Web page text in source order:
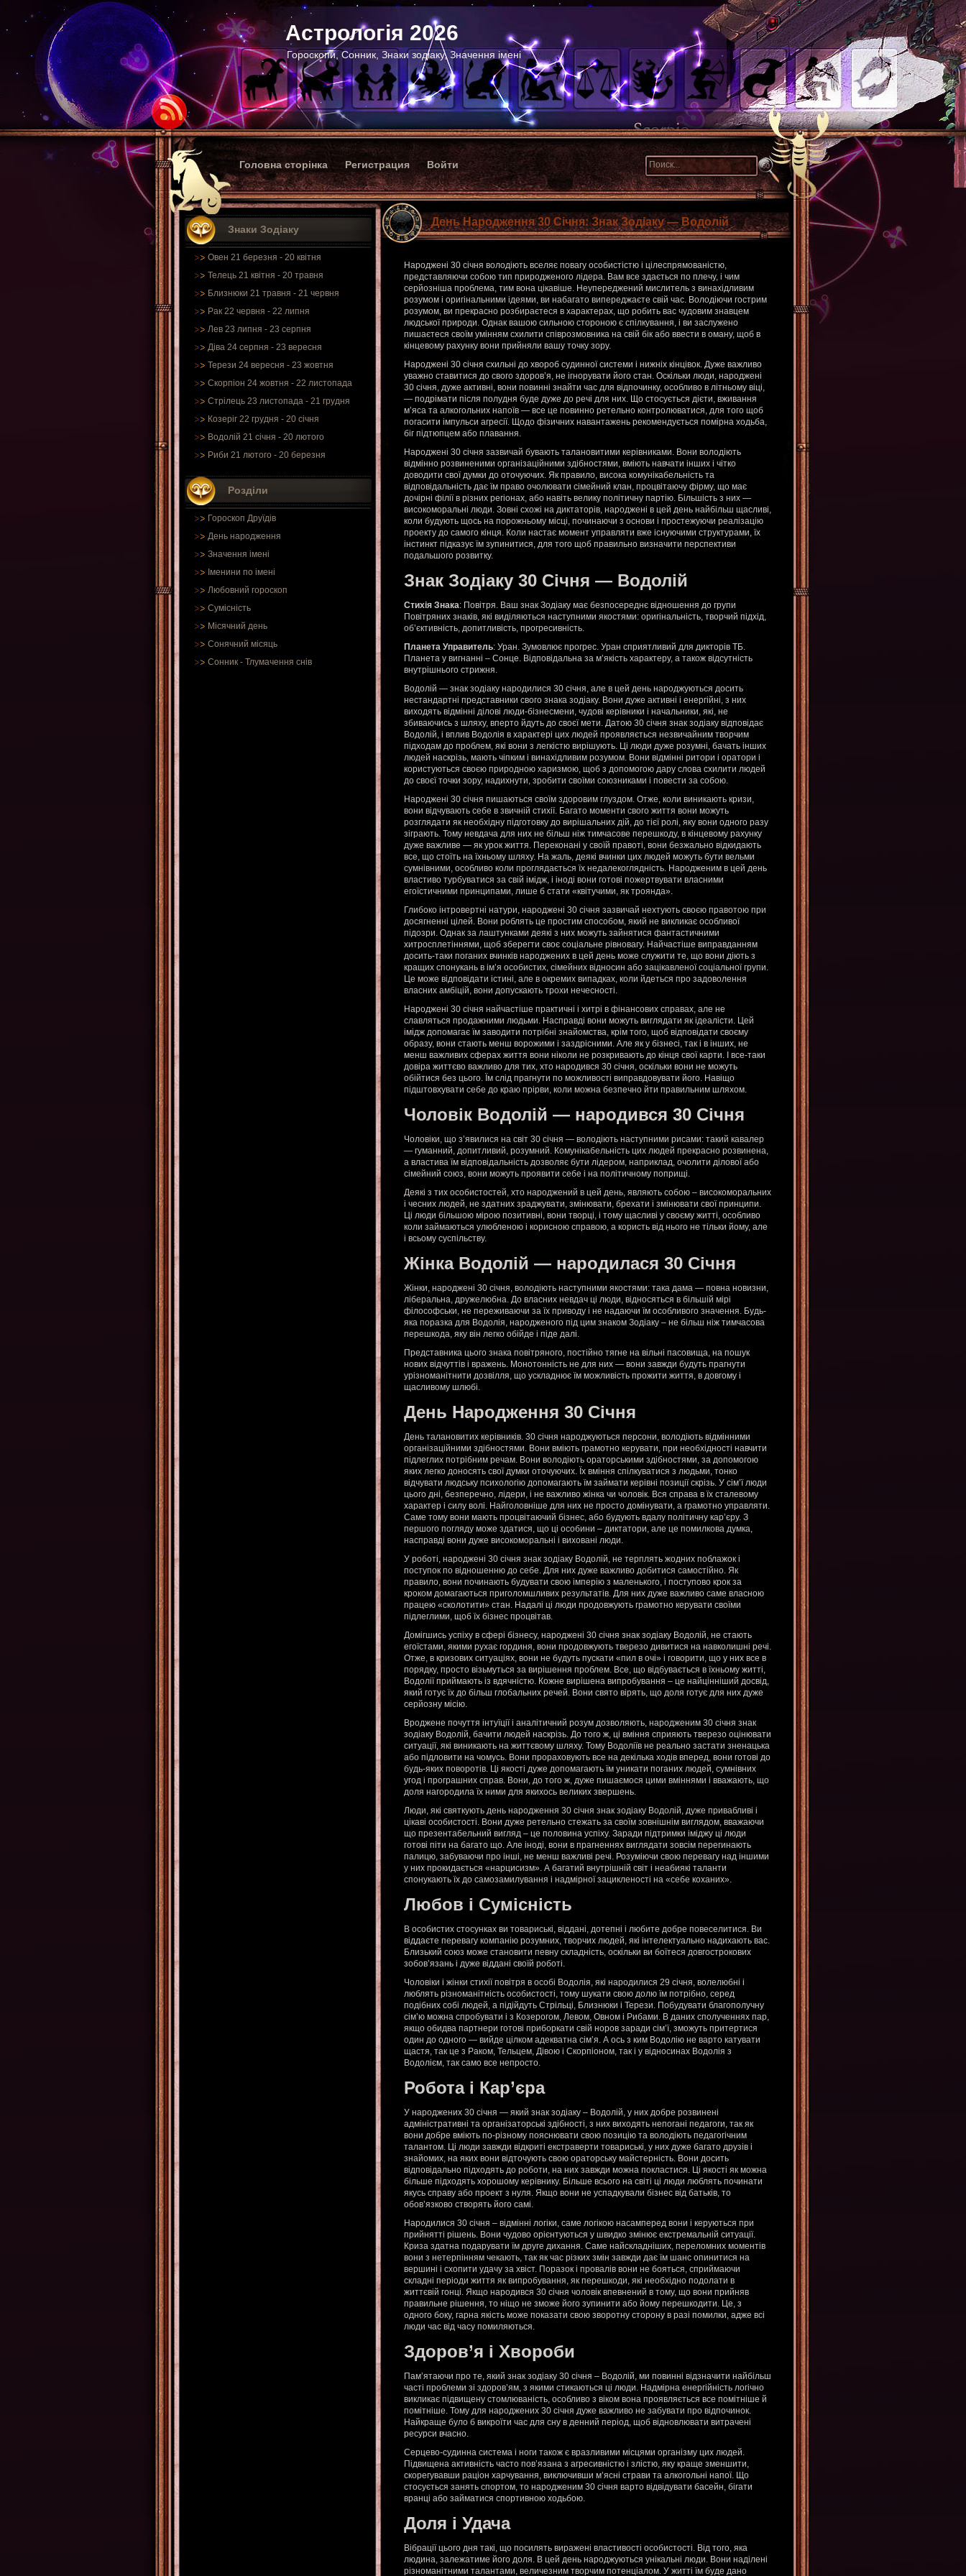
Астрологія 2026
Гороскопи, Сонник, Знаки зодіаку, Значення імені
Головна сторінка Регистрация Войти
Знаки Зодіаку
Овен 21 березня - 20 квітня
Телець 21 квітня - 20 травня
Близнюки 21 травня - 21 червня
Рак 22 червня - 22 липня
Лев 23 липня - 23 серпня
Діва 24 серпня - 23 вересня
Терези 24 вересня - 23 жовтня
Скорпіон 24 жовтня - 22 листопада
Стрілець 23 листопада - 21 грудня
Козеріг 22 грудня - 20 січня
Водолій 21 січня - 20 лютого
Риби 21 лютого - 20 березня
Розділи
Гороскоп Друїдів
День народження
Значення імені
Іменини по імені
Любовний гороскоп
Сумісність
Місячний день
Сонячний місяць
Сонник - Тлумачення снів
День Народження 30 Січня: Знак Зодіаку — Водолій
Народжені 30 січня володіють вселяє повагу особистістю і цілеспрямованістю,
представляючи собою тип природженого лідера. Вам все здається по плечу, і чим
серйозніша проблема, тим вона цікавіше. Неупереджений мислитель з винахідливим
розумом і оригінальними ідеями, ви набагато випереджаєте свій час. Володіючи гострим
розумом, ви прекрасно розбираєтеся в характерах, що робить вас чудовим знавцем
людської природи. Однак вашою сильною стороною є спілкування, і ви заслужено
пишаєтеся своїм умінням схилити співрозмовника на свій бік або ввести в оману, щоб в
кінцевому рахунку вони прийняли вашу точку зору.
Народжені 30 січня схильні до хвороб судинної системи і нижніх кінцівок. Дуже важливо
уважно ставитися до свого здоров’я, не ігнорувати його стан. Оскільки люди, народжені
30 січня, дуже активні, вони повинні знайти час для відпочинку, особливо в літньому віці,
— подрімати після полудня буде дуже до речі для них. Що стосується дієти, вживання
м’яса та алкогольних напоїв — все це повинно ретельно контролюватися, для того щоб
погасити імпульси агресії. Щодо фізичних навантажень рекомендується помірна ходьба,
біг підтюпцем або плавання.
Народжені 30 січня зазвичай бувають талановитими керівниками. Вони володіють
відмінно розвиненими організаційними здібностями, вміють навчати інших і чітко
доводити свої думки до оточуючих. Як правило, висока комунікабельність та
відповідальність дає їм право очолювати сімейний клан, процвітаючу фірму, що має
дочірні філії в різних регіонах, або навіть велику політичну партію. Більшість з них —
високоморальні люди. Зовні схожі на диктаторів, народжені в цей день найбільш щасливі,
коли будують щось на порожньому місці, починаючи з основи і простежуючи реалізацію
проекту до самого кінця. Коли настає момент управляти вже існуючими структурами, їх
інстинкт підказує їм зупинитися, для того щоб правильно визначити перспективи
подальшого розвитку.
Знак Зодіаку 30 Січня — Водолій
Стихія Знака: Повітря. Ваш знак Зодіаку має безпосереднє відношення до групи
Повітряних знаків, які виділяються наступними якостями: оригінальність, творчий підхід,
об’єктивність, допитливість, прогресивність.
Планета Управитель: Уран. Зумовлює прогрес. Уран сприятливий для дикторів ТБ.
Планета у вигнанні – Сонце. Відповідальна за м’якість характеру, а також відсутність
внутрішнього стрижня.
Водолій — знак зодіаку народилися 30 січня, але в цей день народжуються досить
нестандартні представники свого знака зодіаку. Вони дуже активні і енергійні, з них
виходять відмінні ділові люди-бізнесмени, чудові керівники і начальники, які, не
збиваючись з шляху, вперто йдуть до своєї мети. Датою 30 січня знак зодіаку відповідає
Водолій, і вплив Водолія в характері цих людей проявляється незвичайним творчим
підходам до проблем, які вони з легкістю вирішують. Ці люди дуже розумні, бачать інших
людей наскрізь, мають чіпким і винахідливим розумом. Вони відмінні ритори і оратори і
користуються своєю природною харизмою, щоб з допомогою дару слова схилити людей
до своєї точки зору, надихнути, зробити своїми союзниками і повести за собою.
Народжені 30 січня пишаються своїм здоровим глуздом. Отже, коли виникають кризи,
вони відчувають себе в звичній стихії. Багато моменти свого життя вони можуть
розглядати як необхідну підготовку до вирішальних дій, до тієї ролі, яку вони одного разу
зіграють. Тому невдача для них не більш ніж тимчасове перешкоду, в кінцевому рахунку
дуже важливе — як урок життя. Переконані у своїй правоті, вони безжально відкидають
все, що стоїть на їхньому шляху. На жаль, деякі вчинки цих людей можуть бути вельми
сумнівними, особливо коли проглядається їх недалекоглядність. Народженим в цей день
властиво турбуватися за свій імідж, і іноді вони готові пожертвувати власними
егоїстичними принципами, лише б стати «квітучими, як троянда».
Глибоко інтровертні натури, народжені 30 січня зазвичай нехтують своєю правотою при
досягненні цілей. Вони роблять це простим способом, який не викликає особливої
підозри. Однак за лаштунками деякі з них можуть зайнятися фантастичними
хитросплетіннями, щоб зберегти своє соціальне рівновагу. Найчастіше виправданням
досить-таки поганих вчинків народжених в цей день може служити те, що вони діють з
кращих спонукань в ім’я особистих, сімейних відносин або зацікавленої соціальної групи.
Це може відповідати істині, але в окремих випадках, коли йдеться про задоволення
власних амбіцій, вони допускають трохи нечесності.
Народжені 30 січня найчастіше практичні і хитрі в фінансових справах, але не
славляться продажними людьми. Насправді вони можуть виглядати як ідеалісти. Цей
імідж допомагає їм заводити потрібні знайомства, крім того, щоб відповідати своєму
образу, вони стають менш ворожими і заздрісними. Але як у бізнесі, так і в інших, не
менш важливих сферах життя вони ніколи не розкривають до кінця свої карти. І все-таки
довіра життєво важливо для тих, хто народився 30 січня, оскільки вони не можуть
обійтися без цього. Їм слід прагнути по можливості виправдовувати його. Навіщо
підштовхувати себе до краю прірви, коли можна безпечно йти правильним шляхом.
Чоловік Водолій — народився 30 Січня
Чоловіки, що з’явилися на світ 30 січня — володіють наступними рисами: такий кавалер
— гуманний, допитливий, розумний. Комунікабельність цих людей прекрасно розвинена,
а властива їм відповідальність дозволяє бути лідером, наприклад, очолити ділової або
сімейний союз, вони можуть проявити себе і на політичному поприщі.
Деякі з тих особистостей, хто народжений в цей день, являють собою – високоморальних
і чесних людей, не здатних зраджувати, змінювати, брехати і змінювати свої принципи.
Ці люди більшою мірою позитивні, вони творці, і тому щасливі у своєму житті, особливо
коли займаються улюбленою і корисною справою, а користь від нього не тільки йому, але
і всьому суспільству.
Жінка Водолій — народилася 30 Січня
Жінки, народжені 30 січня, володіють наступними якостями: така дама — повна новизни,
ліберальна, дружелюбна. До власних невдач ці люди, відносяться в більшій мірі
філософськи, не переживаючи за їх приводу і не надаючи їм особливого значення. Будь-
яка поразка для Водолія, народженого під цим знаком Зодіаку – не більш ніж тимчасова
перешкода, яку він легко обійде і піде далі.
Представника цього знака повітряного, постійно тягне на вільні пасовища, на пошук
нових відчуттів і вражень. Монотонність не для них — вони завжди будуть прагнути
урізноманітнити дозвілля, що ускладнює їм можливість прожити життя, в довгому і
щасливому шлюбі.
День Народження 30 Січня
День талановитих керівників. 30 січня народжуються персони, володіють відмінними
організаційними здібностями. Вони вміють грамотно керувати, при необхідності навчити
підлеглих потрібним речам. Вони володіють ораторськими здібностями, за допомогою
яких легко доносять свої думки оточуючих. Їх вміння спілкуватися з людьми, тонко
відчувати людську психологію допомагають їм займати керівні позиції скрізь. У сім’ї люди
цього дні, безперечно, лідери, і не важливо жінка чи чоловік. Вся справа в їх сталевому
характер і силу волі. Найголовніше для них не просто домінувати, а грамотно управляти.
Саме тому вони мають процвітаючий бізнес, або будують вдалу політичну кар’єру. З
першого погляду може здатися, що ці особини – диктатори, але це помилкова думка,
насправді вони дуже високоморальні і виховані люди.
У роботі, народжені 30 січня знак зодіаку Водолій, не терплять жодних поблажок і
поступок по відношенню до себе. Для них дуже важливо добитися самостійно. Як
правило, вони починають будувати свою імперію з маленького, і поступово крок за
кроком домагаються приголомшливих результатів. Для них дуже важливо саме власною
працею «сколотити» стан. Надалі ці люди продовжують грамотно керувати своїми
підлеглими, щоб їх бізнес процвітав.
Домігшись успіху в сфері бізнесу, народжені 30 січня знак зодіаку Водолій, не стають
егоїстами, якими рухає гординя, вони продовжують тверезо дивитися на навколишні речі.
Отже, в кризових ситуаціях, вони не будуть пускати «пил в очі» і говорити, що у них все в
порядку, просто візьмуться за вирішення проблем. Все, що відбувається в їхньому житті,
Водолії приймають із вдячністю. Кожне вирішена випробування – це найцінніший досвід,
який готує їх до більш глобальних речей. Вони свято вірять, що доля готує для них дуже
серйозну місію.
Вроджене почуття інтуїції і аналітичний розум дозволяють, народженим 30 січня знак
зодіаку Водолій, бачити людей наскрізь. До того ж, ці вміння сприяють тверезо оцінювати
ситуації, які виникають на життєвому шляху. Тому Водоліїв не реально застати зненацька
або підловити на чомусь. Вони прораховують все на декілька ходів вперед, вони готові до
будь-яких поворотів. Ці якості дуже допомагають їм уникати поганих людей, сумнівних
угод і програшних справ. Вони, до того ж, дуже пишаємося цими вміннями і вважають, що
доля нагородила їх ними для якихось великих звершень.
Люди, які святкують день народження 30 січня знак зодіаку Водолій, дуже привабливі і
цікаві особистості. Вони дуже ретельно стежать за своїм зовнішнім виглядом, вважаючи
що презентабельний вигляд – це половина успіху. Заради підтримки іміджу ці люди
готові піти на багато що. Але іноді, вони в прагненнях виглядати зовсім перегинають
палицю, забуваючи про інші, не менш важливі речі. Розуміючи свою перевагу над іншими
у них прокидається «нарцисизм». А багатий внутрішній світ і неабиякі таланти
спонукають їх до самозамилування і надмірної зацикленості на «себе коханих».
Любов і Сумісність
В особистих стосунках ви товариські, віддані, дотепні і любите добре повеселитися. Ви
віддаєте перевагу компанію розумних, творчих людей, які інтелектуально надихають вас.
Близький союз може становити певну складність, оскільки ви боїтеся довгострокових
зобов’язань і дуже віддані своїй роботі.
Чоловіки і жінки стихії повітря в особі Водолія, які народилися 29 січня, волелюбні і
люблять різноманітність особистості, тому шукати свою долю їм потрібно, серед
подібних собі людей, а підійдуть Стрільці, Близнюки і Терези. Побудувати благополучну
сім’ю можна спробувати і з Козерогом, Левом, Овном і Рибами. В даних сполученнях пар,
якщо обидва партнери готові приборкати свій норов заради сім’ї, зможуть притертися
один до одного — вийде цілком адекватна сім’я. А ось з ким Водолію не варто катувати
щастя, так це з Раком, Тельцем, Дівою і Скорпіоном, так і у відносинах Водолія з
Водолієм, так само все непросто.
Робота і Кар’єра
У народжених 30 січня — який знак зодіаку – Водолій, у них добре розвинені
адміністративні та організаторські здібності, з них виходять непогані педагоги, так як
вони добре вміють по-різному пояснювати свою позицію та володіють педагогічним
талантом. Ці люди завжди відкриті екстраверти товариські, у них дуже багато друзів і
знайомих, на яких вони відточують свою ораторську майстерність. Вони досить
відповідально підходять до роботи, на них завжди можна покластися. Ці якості як можна
більше підходять хорошому керівнику. Більше всього на світі ці люди люблять починати
якусь справу або проект з нуля. Якщо вони не успадкували бізнес від батьків, то
обов’язково створять його самі.
Народилися 30 січня – відмінні логіки, саме логікою насамперед вони і керуються при
прийнятті рішень. Вони чудово орієнтуються у швидко змінює екстремальній ситуації.
Криза здатна подарувати їм друге дихання. Саме найскладніших, переломних моментів
вони з нетерпінням чекають, так як час різких змін завжди дає їм шанс опинитися на
вершині і схопити удачу за хвіст. Поразок і провалів вони не бояться, сприймаючи
складні періоди життя як випробування, як перешкоди, які необхідно подолати в
життєвій гонці. Якщо народився 30 січня чоловік впевнений в тому, що вони прийняв
правильне рішення, то ніщо не зможе його зупинити або йому перешкодити. Це, з
одного боку, гарна якість може показати свою зворотну сторону в разі помилки, адже всі
люди час від часу помиляються.
Здоров’я і Хвороби
Пам’ятаючи про те, який знак зодіаку 30 січня – Водолій, ми повинні відзначити найбільш
часті проблеми зі здоров’ям, з якими стикаються ці люди. Надмірна енергійність логічно
викликає підвищену стомлюваність, особливо з віком вона проявляється все помітніше й
помітніше. Тому для народжених 30 січня дуже важливо не забувати про відпочинок.
Найкраще було б викроїти час для сну в денний період, щоб відновлювати витрачені
ресурси вчасно.
Серцево-судинна система і ноги також є вразливими місцями організму цих людей.
Підвищена активність часто пов’язана з агресивністю і злістю, яку краще зменшити,
скорегувавши раціон харчування, виключивши м’ясні страви та алкогольні напої. Що
стосується занять спортом, то народженим 30 січня варто відвідувати басейн, бігати
вранці або займатися спортивною ходьбою.
Доля і Удача
Вібрації цього дня такі, що посилять виражені властивості особистості. Від того, яка
людина, залежатиме його доля. В цей день народжуються унікальні люди. Вони наділені
різноманітними талантами, величезним творчим потенціалом. У житті їм буде дано